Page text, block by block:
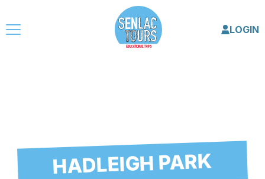
LOGIN
HADLEIGH PARK